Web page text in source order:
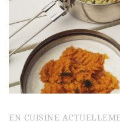
EN CUISINE